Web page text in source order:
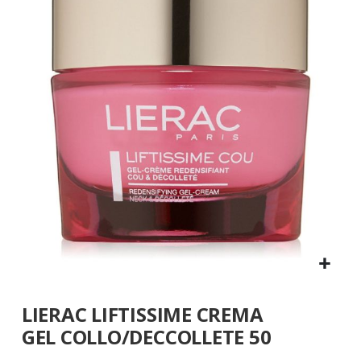
immagini
all'inizio
della
LIERAC LIFTISSIME CREMA
GEL COLLO/DECCOLLETE 50